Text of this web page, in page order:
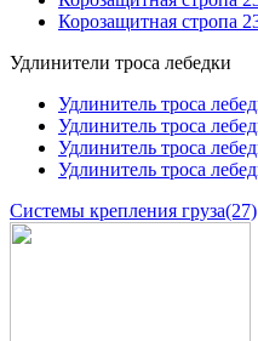
Корозащитная стропа
Удлинители троса лебедки
Удлинитель троса
Удлинитель троса
Удлинитель троса
Удлинитель троса
Системы крепления груза(27)